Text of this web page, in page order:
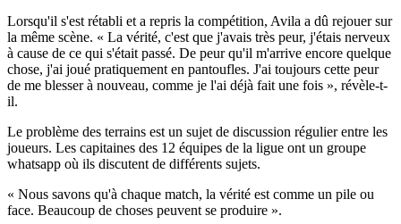
Lorsqu'il s'est rétabli et a repris la compétition, Avila a dû rejouer sur
la même scène. « La vérité, c'est que j'avais très peur, j'étais nerveux
à cause de ce qui s'était passé. De peur qu'il m'arrive encore quelque
chose, j'ai joué pratiquement en pantoufles. J'ai toujours cette peur
de me blesser à nouveau, comme je l'ai déjà fait une fois », révèle-t-
il.
Le problème des terrains est un sujet de discussion régulier entre les
joueurs. Les capitaines des 12 équipes de la ligue ont un groupe
whatsapp où ils discutent de différents sujets.
« Nous savons qu'à chaque match, la vérité est comme un pile ou
face. Beaucoup de choses peuvent se produire ».